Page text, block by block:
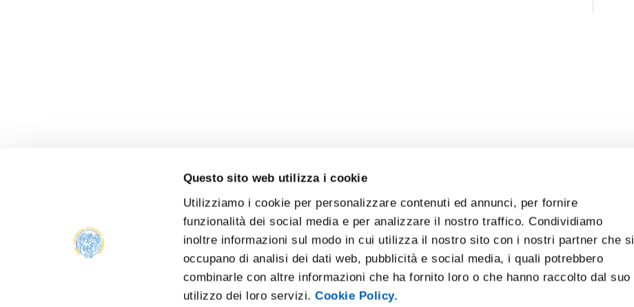
Questo sito web utilizza i cookie
Utilizziamo i cookie per personalizzare contenuti ed annunci, per fornire
funzionalità dei social media e per analizzare il nostro traffico. Condividiamo
inoltre informazioni sul modo in cui utilizza il nostro sito con i nostri partner che si
occupano di analisi dei dati web, pubblicità e social media, i quali potrebbero
combinarle con altre informazioni che ha fornito loro o che hanno raccolto dal suo
utilizzo dei loro servizi.Cookie Policy.